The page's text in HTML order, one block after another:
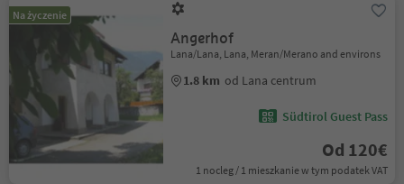
Na życzenie
Angerhof
Lana/Lana, Lana, Meran/Merano and environs
1.8 km od Lana centrum
Südtirol Guest Pass
Od 120€
1 nocleg / 1 mieszkanie w tym podatek VAT